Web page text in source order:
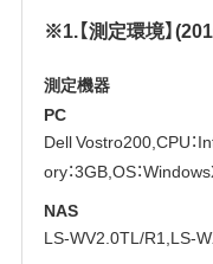
※1.【測定環境】
測定機器
PC
Dell Vostro200,CPU
ory：3GB,OS：
NAS
LS-WV2.0TL/R1,LS-